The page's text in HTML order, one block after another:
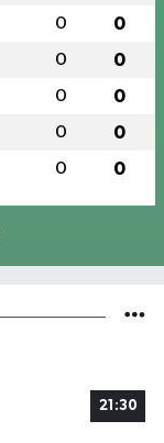
0 0
0 0
0 0
0 0
0 0
21:30